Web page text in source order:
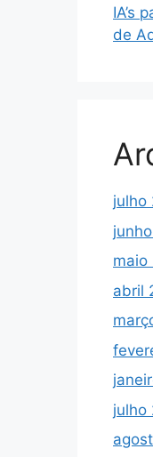
IA’s
de
julho
maio
abril
julho